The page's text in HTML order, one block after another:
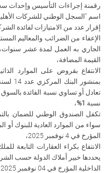
رقمنة إجراءات التأسيس وإحداث
اسم "السجل الوطني للشركات
إقرار عدد من الامتيازات لفائدة
الإعفاء من الضرائب والمعاليم
الجاري به العمل لمدة عشر
القيمة المضافة،
الانتفاع بقروض على الموارد
تعادل أو تساوي نسبة الفائدة
نسبة 1
%،
تكفل الصندوق الوطني للضمان
سواء من الموارد العادية للبنوك أو
المؤرخ في 4 نوفمبر 2025،
الانتفاع بكراء العقارات التابعة
يحددها خبير أملاك الدولة حسب
الداخلية المؤرخ في 04 نوفمبر 2025،